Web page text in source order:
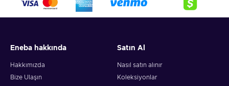
Eneba hakkında
Hakkımızda
Bize Ulaşın
Satın Al
Nasıl satın alınır
Koleksiyonlar